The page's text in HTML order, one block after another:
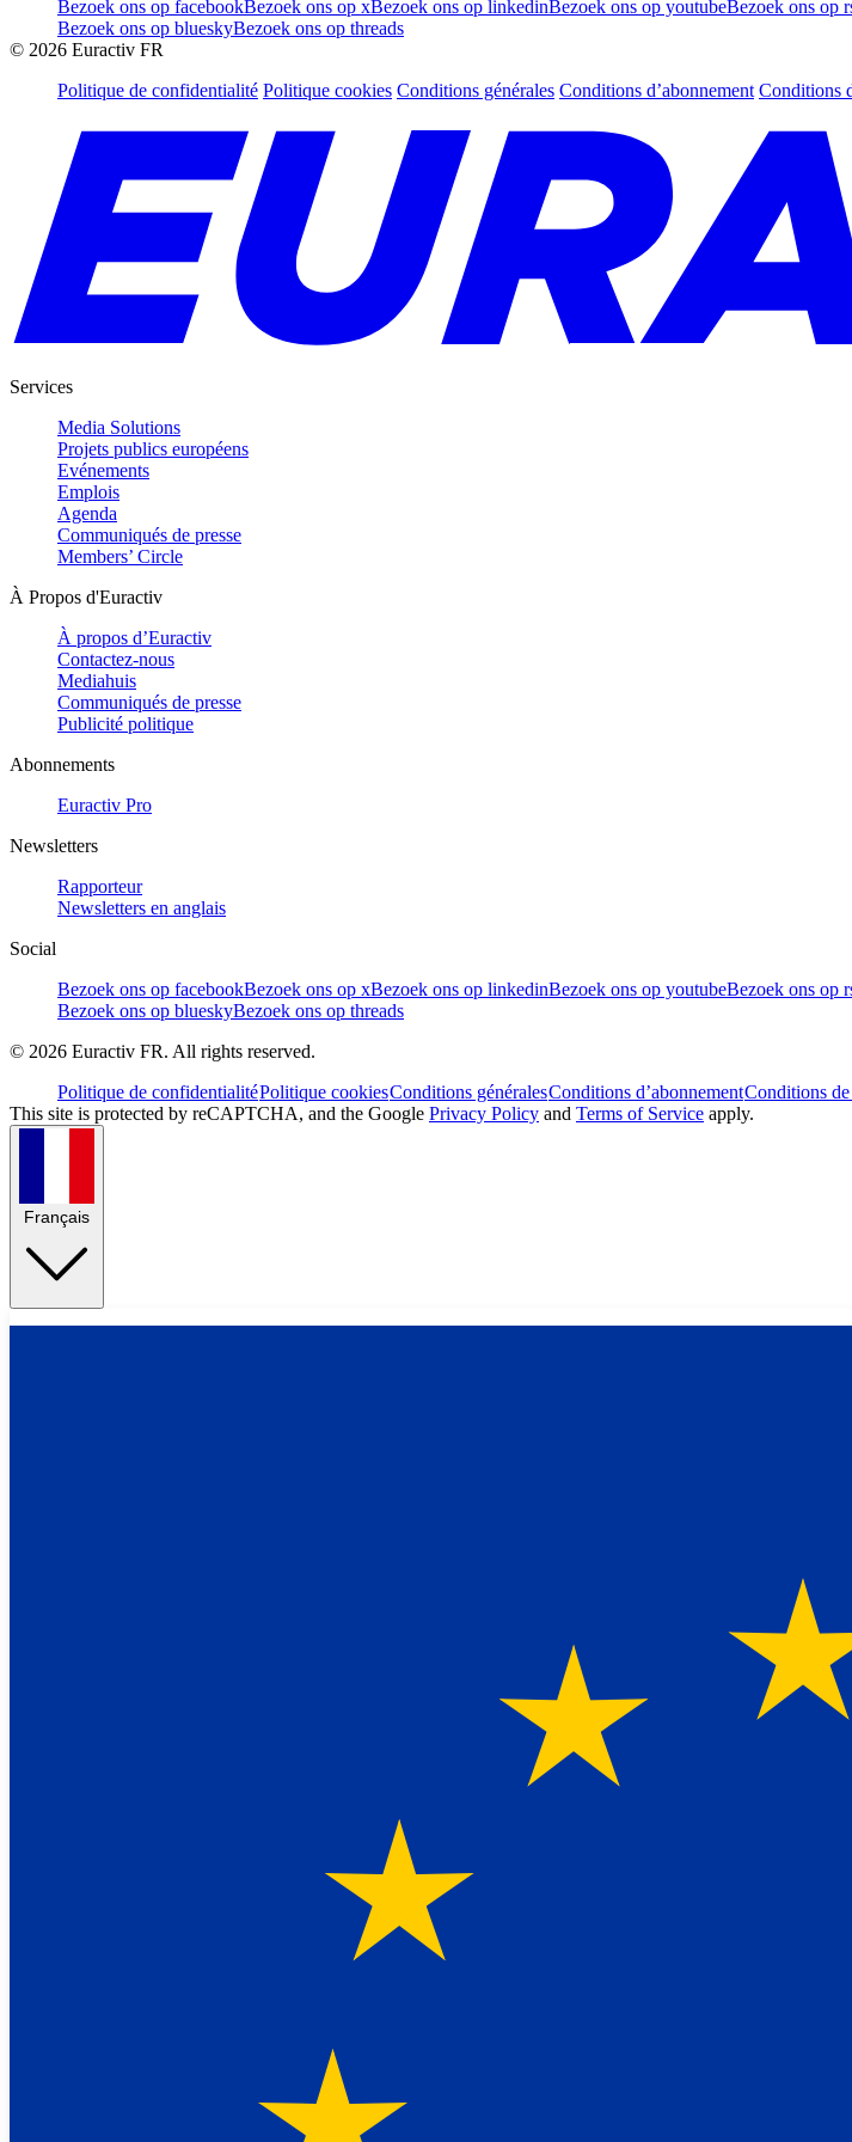
Bezoek ons op facebookBezoek ons op xBezoek ons op linkedinBezoek ons op youtubeBezoek ons op
Bezoek ons op blueskyBezoek ons op threads
© 2026 Euractiv FR
Politique de confidentialité Politique cookies Conditions générales Conditions d’abonnement Conditions
Services
Media Solutions
Projets publics européens
Evénements
Emplois
Agenda
Communiqués de presse
Members’ Circle
À Propos d'Euractiv
À propos d’Euractiv
Contactez-nous
Mediahuis
Communiqués de presse
Publicité politique
Abonnements
Euractiv Pro
Newsletters
Rapporteur
Newsletters en anglais
Social
Bezoek ons op facebookBezoek ons op xBezoek ons op linkedinBezoek ons op youtubeBezoek ons op
Bezoek ons op blueskyBezoek ons op threads
© 2026 Euractiv FR. All rights reserved.
Politique de confidentialitéPolitique cookiesConditions généralesConditions d’abonnementConditions
This site is protected by reCAPTCHA, and the Google Privacy Policy and Terms of Service apply.
Français